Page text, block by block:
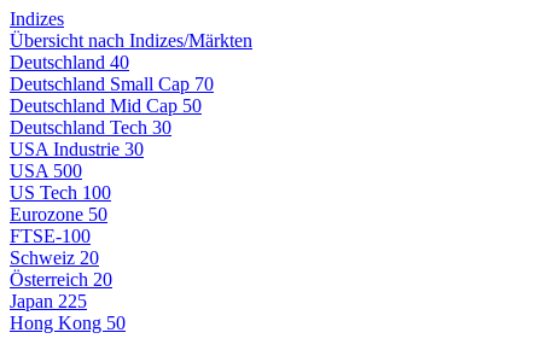
Indizes
Übersicht nach Indizes/Märkten
Deutschland 40
Deutschland Small Cap 70
Deutschland Mid Cap 50
Deutschland Tech 30
USA Industrie 30
USA 500
US Tech 100
Eurozone 50
FTSE-100
Schweiz 20
Österreich 20
Japan 225
Hong Kong 50